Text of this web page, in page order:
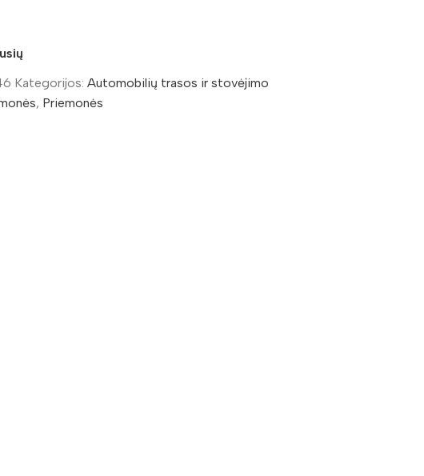
Kategorijos: Automobilių trasos ir stovėjimo
, Priemonės